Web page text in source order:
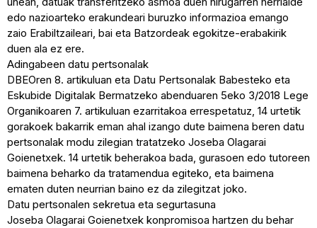
edo nazioarteko erakundeari buruzko informazioa emango
zaio Erabiltzaileari, bai eta Batzordeak egokitze-erabakirik
duen ala ez ere.
Adingabeen datu pertsonalak
DBEOren 8. artikuluan eta Datu Pertsonalak Babesteko eta
Eskubide Digitalak Bermatzeko abenduaren 5eko 3/2018 Lege
Organikoaren 7. artikuluan ezarritakoa errespetatuz, 14 urtetik
gorakoek bakarrik eman ahal izango dute baimena beren datu
pertsonalak modu zilegian tratatzeko Joseba Olagarai
Goienetxek. 14 urtetik beherakoa bada, gurasoen edo tutoreen
baimena beharko da tratamendua egiteko, eta baimena
ematen duten neurrian baino ez da zilegitzat joko.
Datu pertsonalen sekretua eta segurtasuna
Joseba Olagarai Goienetxek konpromisoa hartzen du behar